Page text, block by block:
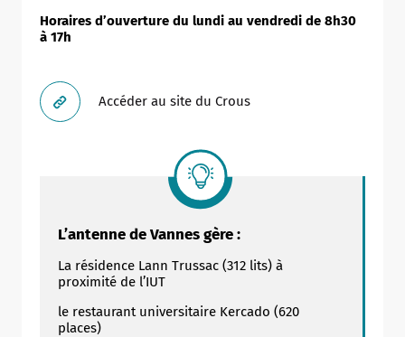
Horaires d’ouverture du lundi au vendredi de 8h30
à 17h
Accéder au site du Crous
L’antenne de Vannes gère :
La résidence Lann Trussac (312 lits) à
proximité de l’IUT
le restaurant universitaire Kercado (620
places)